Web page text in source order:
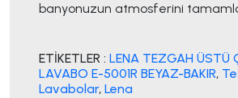
banyonuzun atmosferini
ETİKETLER : LENA TEZGAH ÜSTÜ
LAVABO E-5001R BEYAZ-BAKIR,
Lavabolar, Lena